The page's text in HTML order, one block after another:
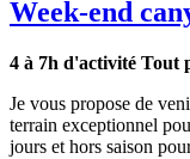
Week-end
4 à 7h d'activité Tout
Je vous propose de
terrain exceptionnel
jours et hors saison